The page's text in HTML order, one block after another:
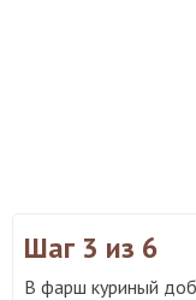
Шаг 3 из 6
В фарш куриный